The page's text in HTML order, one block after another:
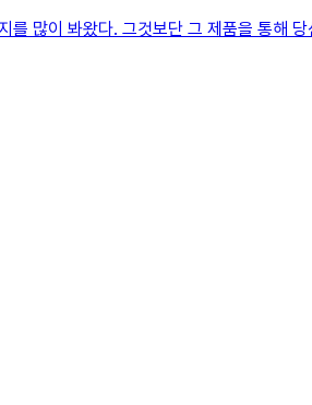
많이 봐왔다. 그것보단 그 제품을 통해